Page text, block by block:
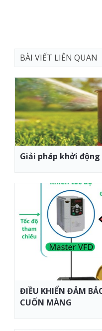
BÀI VIẾT LIÊN QUAN
Giải pháp khởi
ĐIỀU KHIỂN ĐẢM
CUỐN MÀNG